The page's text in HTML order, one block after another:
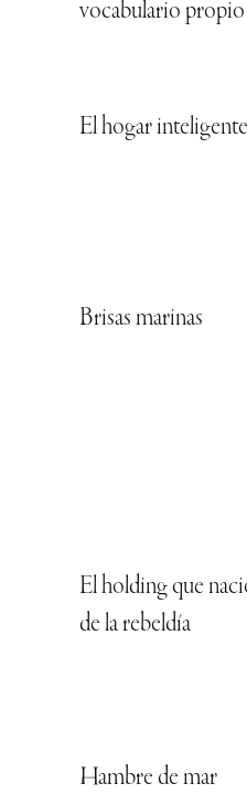
vocabulario propio
El hogar inteligente
Brisas marinas
El holding que
de la rebeldía
Hambre de mar